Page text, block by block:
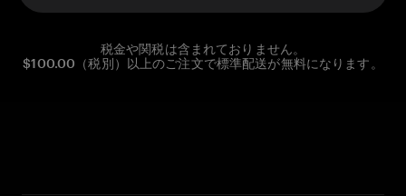
税金や関税は含まれておりません。
$100.00（税別）以上のご注文で標準配送が無料になります。